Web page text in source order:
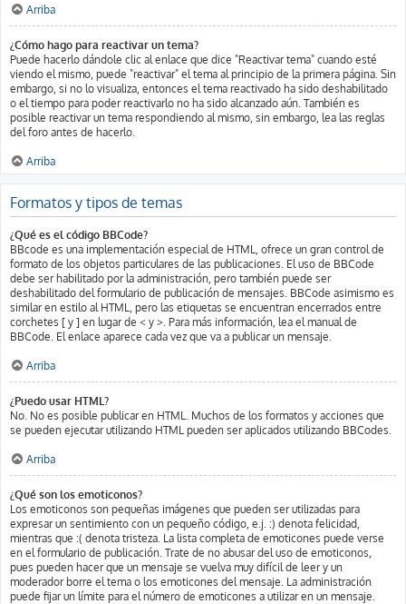
Arriba
¿Cómo hago para reactivar un tema?
Puede hacerlo dándole clic al enlace que dice "Reactivar tema" cuando esté
viendo el mismo, puede "reactivar" el tema al principio de la primera página. Sin
embargo, si no lo visualiza, entonces el tema reactivado ha sido deshabilitado
o el tiempo para poder reactivarlo no ha sido alcanzado aún. También es
posible reactivar un tema respondiendo al mismo, sin embargo, lea las reglas
del foro antes de hacerlo.
Arriba
Formatos y tipos de temas
¿Qué es el código BBCode?
BBcode es una implementación especial de HTML, ofrece un gran control de
formato de los objetos particulares de las publicaciones. El uso de BBCode
debe ser habilitado por la administración, pero también puede ser
deshabilitado del formulario de publicación de mensajes. BBCode asimismo es
similar en estilo al HTML, pero las etiquetas se encuentran encerrados entre
corchetes [ y ] en lugar de < y >. Para más información, lea el manual de
BBCode. El enlace aparece cada vez que va a publicar un mensaje.
Arriba
¿Puedo usar HTML?
No. No es posible publicar en HTML. Muchos de los formatos y acciones que
se pueden ejecutar utilizando HTML pueden ser aplicados utilizando BBCodes.
Arriba
¿Qué son los emoticonos?
Los emoticonos son pequeñas imágenes que pueden ser utilizadas para
expresar un sentimiento con un pequeño código, e.j. :) denota felicidad,
mientras que :( denota tristeza. La lista completa de emoticones puede verse
en el formulario de publicación. Trate de no abusar del uso de emoticonos,
pues pueden hacer que un mensaje se vuelva muy difícil de leer y un
moderador borre el tema o los emoticones del mensaje. La administración
puede fijar un límite para el número de emoticones a utilizar en un mensaje.